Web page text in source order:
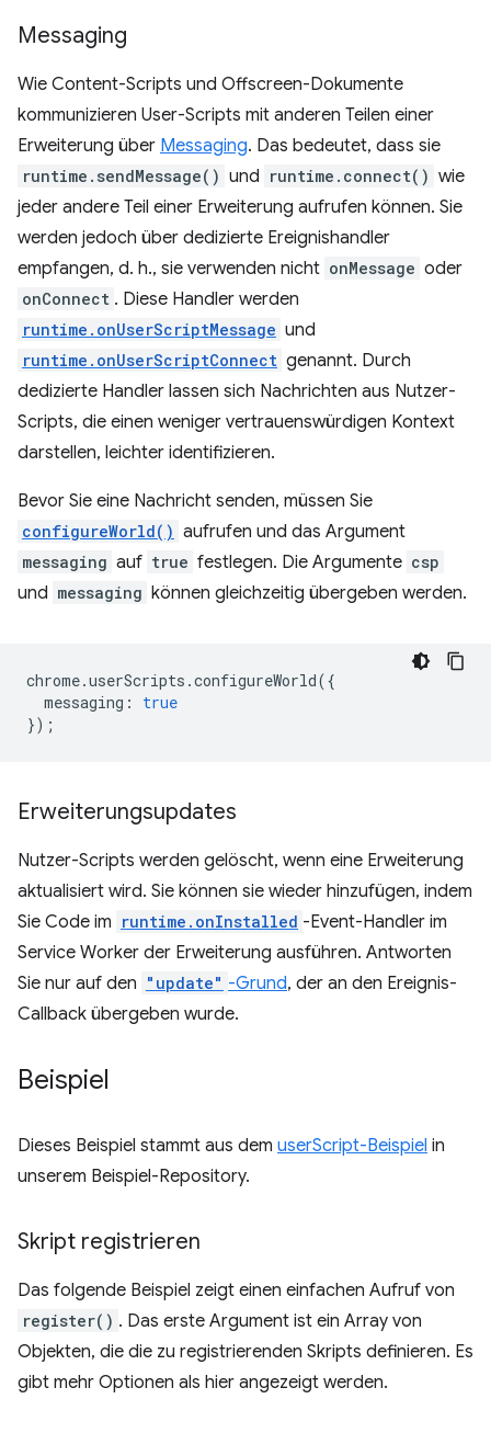
Messaging
Wie Content-Scripts und Offscreen-Dokumente
kommunizieren User-Scripts mit anderen Teilen einer
Erweiterung über Messaging. Das bedeutet, dass sie
runtime.sendMessage() und runtime.connect() wie
jeder andere Teil einer Erweiterung aufrufen können. Sie
werden jedoch über dedizierte Ereignishandler
empfangen, d. h., sie verwenden nicht onMessage oder
onConnect . Diese Handler werden
runtime.onUserScriptMessage und
runtime.onUserScriptConnect genannt. Durch
dedizierte Handler lassen sich Nachrichten aus Nutzer-
Scripts, die einen weniger vertrauenswürdigen Kontext
darstellen, leichter identifizieren.
Bevor Sie eine Nachricht senden, müssen Sie
configureWorld() aufrufen und das Argument
messaging auf true festlegen. Die Argumente csp
und messaging können gleichzeitig übergeben werden.
chrome.userScripts .configureWorld({
messaging :
true
});
Erweiterungsupdates
Nutzer-Scripts werden gelöscht, wenn eine Erweiterung
aktualisiert wird. Sie können sie wieder hinzufügen, indem
Sie Code im runtime.onInstalled -Event-Handler im
Service Worker der Erweiterung ausführen. Antworten
Sie nur auf den "update" -Grund, der an den Ereignis-
Callback übergeben wurde.
Beispiel
Dieses Beispiel stammt aus dem userScript-Beispiel in
unserem Beispiel-Repository.
Skript registrieren
Das folgende Beispiel zeigt einen einfachen Aufruf von
register() . Das erste Argument ist ein Array von
Objekten, die die zu registrierenden Skripts definieren. Es
gibt mehr Optionen als hier angezeigt werden.